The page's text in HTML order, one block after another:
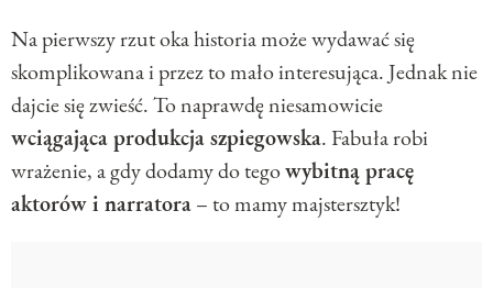
Na pierwszy rzut oka historia może wydawać się
skomplikowana i przez to mało interesująca. Jednak nie
dajcie się zwieść. To naprawdę niesamowicie
wciągająca produkcja szpiegowska. Fabuła robi
wrażenie, a gdy dodamy do tegowybitną pracę
aktorów i narratora– to mamy majstersztyk!